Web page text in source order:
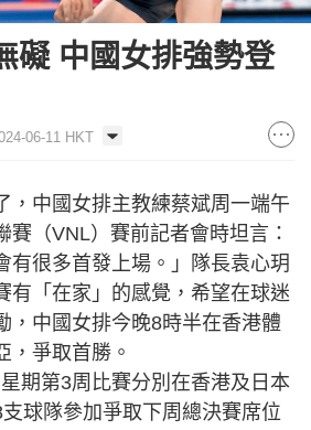
礙 中國女排強勢登
06-11 HKT
中國女排主教練蔡斌周一端午
賽（VNL）賽前記者會時坦言：
有很多首發上場。」隊長袁心玥
有「在家」的感覺，希望在球迷
，中國女排今晚8時半在香港體
，爭取首勝。
第3周比賽分別在香港及日本
球隊參加爭取下周總決賽席位